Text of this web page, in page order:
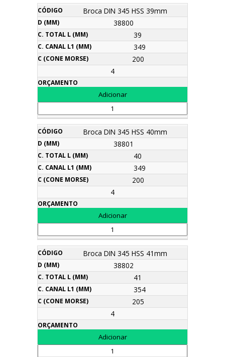
Broca DIN 345 HSS 39mm
38800
39
349
200
4
Broca DIN 345 HSS 40mm
38801
40
349
200
4
Broca DIN 345 HSS 41mm
38802
41
354
205
4